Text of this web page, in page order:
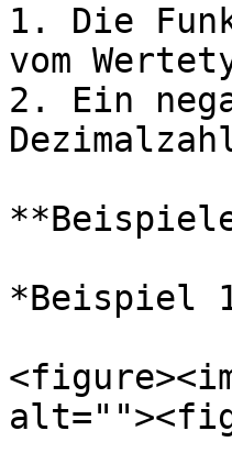
1. Die
vom
2. Ein
*Beispiel